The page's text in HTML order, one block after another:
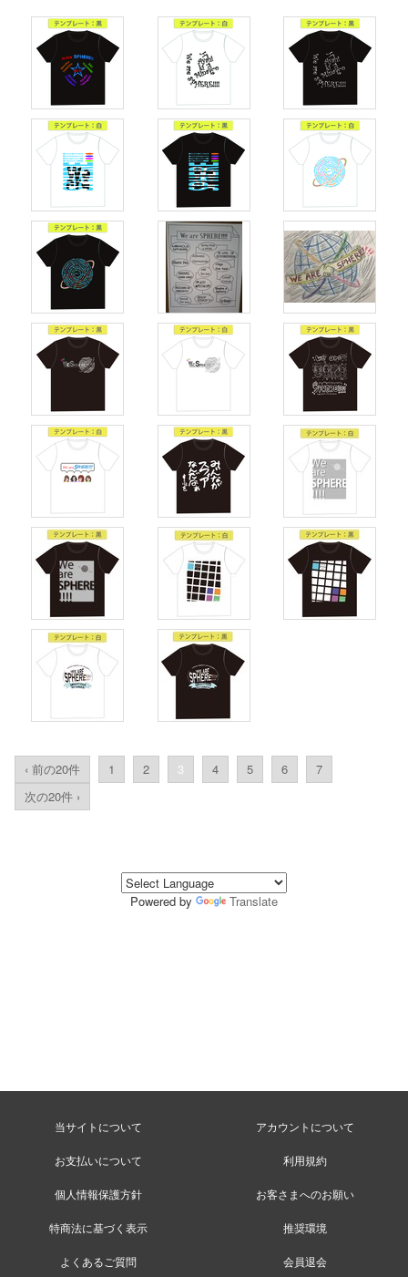
‹ 前の20件 1 2 3 4 5 6
7
次の20件 ›
Powered by Translate
当サイトについて アカウントについて
お支払いについて 利用規約
個人情報保護方針 お客さまへのお願い
特商法に基づく表示 推奨環境
よくあるご質問 会員退会